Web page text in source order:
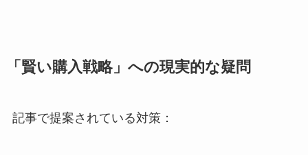
「賢い購入戦略」への現実的な疑問
記事で提案されている対策：